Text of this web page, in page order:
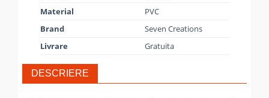
Material
PVC
Brand
Seven Creations
Livrare
Gratuita
DESCRIERE